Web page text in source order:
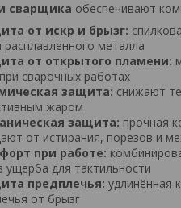
сварщика обеспечивают
от искр и брызг:
расплавленного металла
от открытого пламени:
сварочных работах
защита: снижают
жаром
защита: прочная
от истирания, порезов и
при работе:
ущерба для тактильности
предплечья: удлинённая
от брызг